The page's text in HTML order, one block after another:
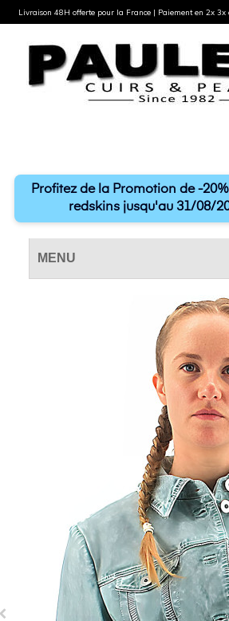
Profitez de la Promotion de -
redskins jusqu'au 31/08/
MENU
Livraison 48H offerte pour la France | Paiement en 2x